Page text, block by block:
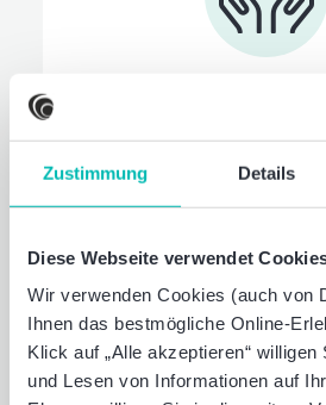
Zustimmung Details
Diese Webseite verwendet
Wir verwenden Cookies (auch von
Ihnen das bestmögliche Online-
Klick auf „Alle akzeptieren“
und Lesen von Informationen auf
Wir unterstützen Sie und
allen Lebenslagen.
Kinderbetreuung, bei
Belastungen - unser
Ihnen mit umfangreichen